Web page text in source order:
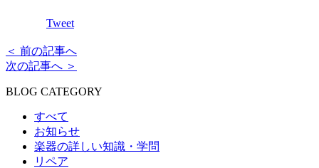
Tweet
＜ 前の記事へ
次の記事へ ＞
BLOG CATEGORY
すべて
お知らせ
楽器の詳しい知識・学問
リペア